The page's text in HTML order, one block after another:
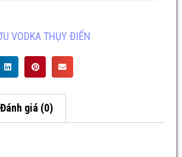
VODKA THỤY ĐIỂN
Đánh giá (0)